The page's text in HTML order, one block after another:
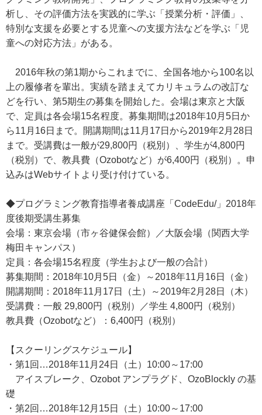
析し、その評価方法を実践的に学ぶ「授業分析・評価」、
特別な支援を必要とする児童への支援方法などを学ぶ「児
童への対応方法」がある。
2016年秋の第1期からこれまでに、全国各地から100名以
上の履修者を輩出。実績を踏まえてカリキュラムの改訂な
どを行い、第5期生の募集を開始した。会場は東京と大阪
で、定員は各会場15名程度。募集期間は2018年10月5日か
ら11月16日まで。開講期間は11月17日から2019年2月28日
まで。受講費は一般が29,800円（税別）、学生が4,800円
（税別）で、教具費（Ozobotなど）が6,400円（税別）。申
込みはWebサイトより受け付けている。
◆プログラミング教育指導者養成講座「CodeEdu/」2018年
度後期受講生募集
会場：東京会場（市ヶ谷健保会館）／大阪会場（関西大学
梅田キャンパス）
定員：各会場15名程度（学生および一般の合計）
募集期間：2018年10月5日（金）～2018年11月16日（金）
開講期間：2018年11月17日（土）～2019年2月28日（木）
受講費：一般 29,800円（税別）／学生 4,800円（税別）
教具費（Ozobotなど）：6,400円（税別）
【スクーリングスケジュール】
・第1回…2018年11月24日（土）10:00～17:00
アイスブレーク、Ozobot アンプラグド、OzoBlockly の基
礎
・第2回…2018年12月15日（土）10:00～17:00